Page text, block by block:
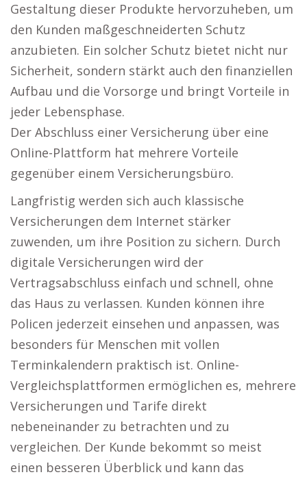
Gestaltung dieser Produkte hervorzuheben, um
den Kunden maßgeschneiderten Schutz
anzubieten. Ein solcher Schutz bietet nicht nur
Sicherheit, sondern stärkt auch den finanziellen
Aufbau und die Vorsorge und bringt Vorteile in
jeder Lebensphase.
Der Abschluss einer Versicherung über eine
Online-Plattform hat mehrere Vorteile
gegenüber einem Versicherungsbüro.
Langfristig werden sich auch klassische
Versicherungen dem Internet stärker
zuwenden, um ihre Position zu sichern. Durch
digitale Versicherungen wird der
Vertragsabschluss einfach und schnell, ohne
das Haus zu verlassen. Kunden können ihre
Policen jederzeit einsehen und anpassen, was
besonders für Menschen mit vollen
Terminkalendern praktisch ist. Online-
Vergleichsplattformen ermöglichen es, mehrere
Versicherungen und Tarife direkt
nebeneinander zu betrachten und zu
vergleichen. Der Kunde bekommt so meist
einen besseren Überblick und kann das